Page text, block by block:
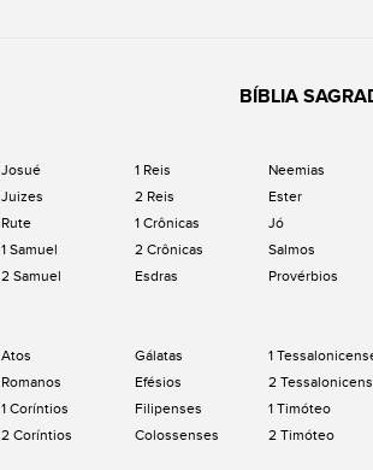
BÍBLIA
Josué
Juizes
Rute
1 Samuel
2 Samuel
1 Reis
2 Reis
1 Crônicas
2 Crônicas
Esdras
Neemias
Ester
Jó
Salmos
Provérbios
Atos
Romanos
1 Coríntios
2 Coríntios
Gálatas
Efésios
Filipenses
Colossenses
1
2
1 Timóteo
2 Timóteo